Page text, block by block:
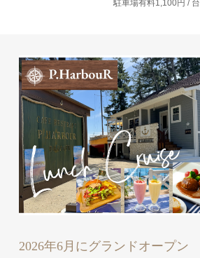
駐車場有料1,100円 / 台
2026年6月にグランドオープン